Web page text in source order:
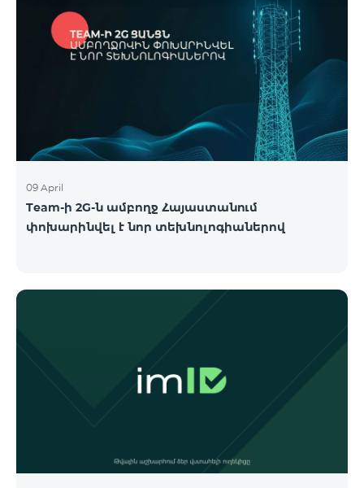
09 April
Team-ի 2G-ն ամբողջ Հայաստանում
փոխարինվել է նոր տեխնոլոգիաներով